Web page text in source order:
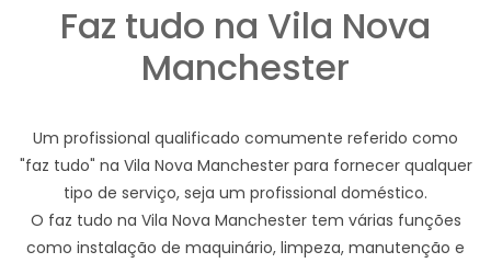
Faz tudo na Vila Nova
Manchester
Um profissional qualificado comumente referido como
"faz tudo" na Vila Nova Manchester para fornecer qualquer
tipo de serviço, seja um profissional doméstico.
O faz tudo na Vila Nova Manchester tem várias funções
como instalação de maquinário, limpeza, manutenção e